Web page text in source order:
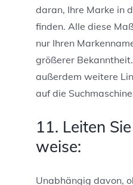
daran, Ihre Marke in
finden. Alle diese
nur Ihren
größerer
außerdem weitere
auf die
11. Leiten
weise:
Unabhängig davon,